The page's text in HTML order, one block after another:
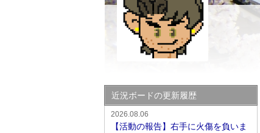
近況ボードの更新履歴
2026.08.06
【活動の報告】右手に火傷を負いま